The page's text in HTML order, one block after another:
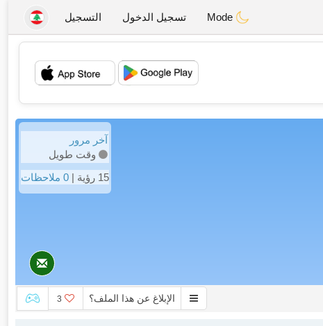
تسجيل الدخول التسجيل
💖
آخر مرور
وقت طويل
15 رؤية |
0 ملاحظات
الإبلاغ عن هذا الملف؟ 3